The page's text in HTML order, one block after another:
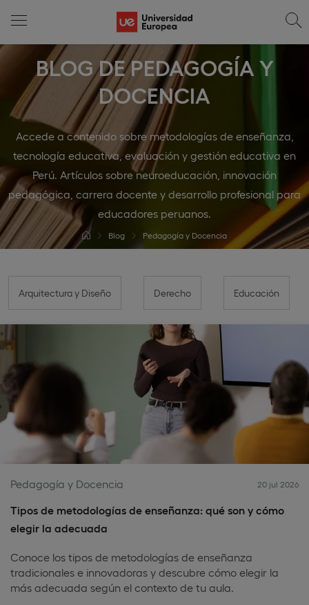
BLOG DE PEDAGOGÍA Y
DOCENCIA
Accede a contenido sobre metodologías de enseñanza,
tecnología educativa, evaluación y gestión educativa en
Perú. Artículos sobre neuroeducación, innovación
pedagógica, carrera docente y desarrollo profesional para
educadores peruanos.
Blog Pedagogía y Docencia
Arquitectura y Diseño Derecho Educación
Pedagogía y Docencia 20 jul 2026
Tipos de metodologías de enseñanza: qué son y cómo
elegir la adecuada
Conoce los tipos de metodologías de enseñanza
tradicionales e innovadoras y descubre cómo elegir la
más adecuada según el contexto de tu aula.